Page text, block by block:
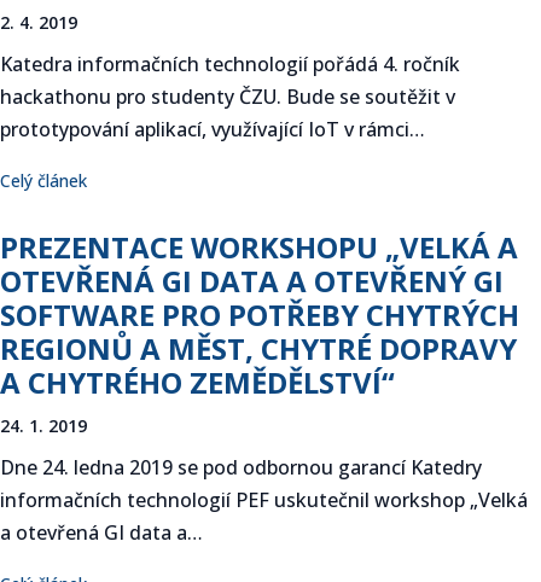
2. 4. 2019
Katedra informačních technologií pořádá 4. ročník
hackathonu pro studenty ČZU. Bude se soutěžit v
prototypování aplikací, využívající IoT v rámci…
Celý článek
PREZENTACE WORKSHOPU „VELKÁ A
OTEVŘENÁ GI DATA A OTEVŘENÝ GI
SOFTWARE PRO POTŘEBY CHYTRÝCH
REGIONŮ A MĚST, CHYTRÉ DOPRAVY
A CHYTRÉHO ZEMĚDĚLSTVÍ“
24. 1. 2019
Dne 24. ledna 2019 se pod odbornou garancí Katedry
informačních technologií PEF uskutečnil workshop „Velká
a otevřená GI data a…